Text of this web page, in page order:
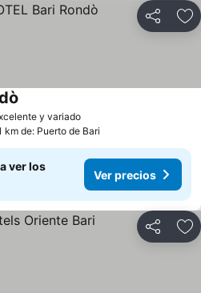
Compartir
y variado
km de: Puerto de Bari
ver los
Ver precios
Compartir